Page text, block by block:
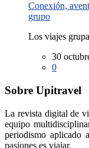
Conexión,
grupo
Los viajes
30
0
Sobre Upitravel
La revista digital de
equipo
periodismo aplicado
pasiones es viajar.